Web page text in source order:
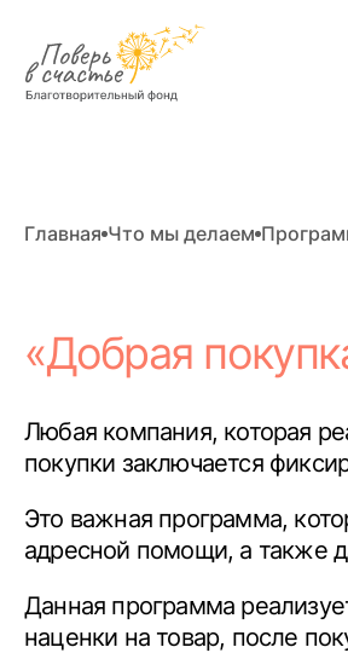
Главная Что мы делаем
«Добрая
Любая компания, которая
покупки заключается
Это важная программа,
адресной помощи, а также
Данная программа
наценки на товар, после